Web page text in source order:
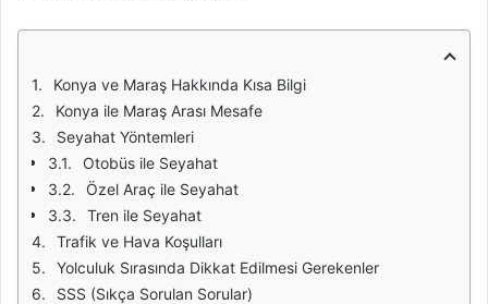
Konya ve Maraş Hakkında Kısa Bilgi
Konya ile Maraş Arası Mesafe
Seyahat Yöntemleri
Otobüs ile Seyahat
Özel Araç ile Seyahat
Tren ile Seyahat
Trafik ve Hava Koşulları
Yolculuk Sırasında Dikkat Edilmesi Gerekenler
SSS (Sıkça Sorulan Sorular)